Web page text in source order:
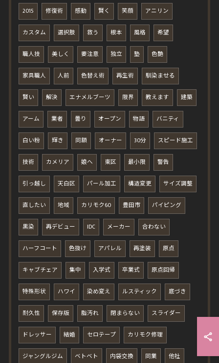
2015 修復術 感動 賢く 笑顔 アニリン
カスタム 選択肢 救う 根本 風格 希望
職人技 美しく 要注意 独立 塾 色艶
家具職人 人前 色替え術 再生術 馴染ませる
賢い 解決 エナメルブーツ 限界 教えます 建築
アーム 業者 曇り オープン 物語 バニティ
白い粉 輝き 同額 オーナー 30分 スピード施工
技術 カメリア 娘へ 東区 最小限 警告
引っ越し 天白区 パール加工 構造変更 サイズ調整
直したい 地域 カリモク60 豊田市 パイピング
黒染 再デビュー IDC メーカー 合わない
ハーフコート 色抜け アパレル 再塗装 原点
キャブチェア 集中 入学式 卒業式 原点回帰
特殊形状 ハワイ 染め変え ルスティック 底づき
耐久性 保存版 脂汚れ 閉まらない スライダー
ドレッサー 結婚 セロテープ カリモク修理
ジャングルジム ベトベト 内袋交換 同業 他社